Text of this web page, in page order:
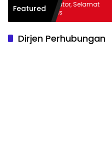
Featured
Inspirator, Selamat
Idris
Dirjen Perhubungan